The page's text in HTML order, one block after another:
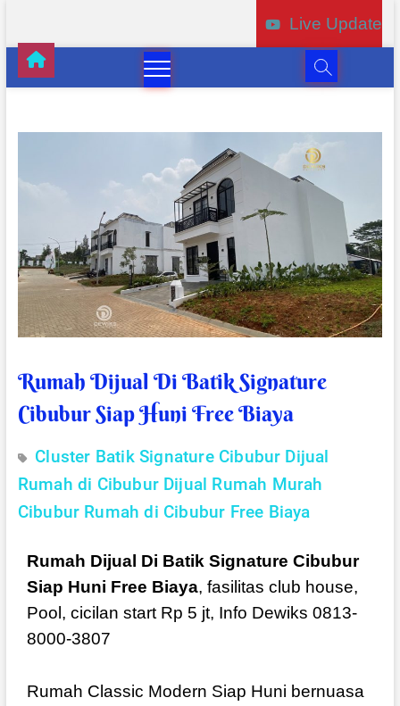
Live Update
Rumah Dijual Di Batik Signature
Cibubur Siap Huni Free Biaya
Cluster Batik Signature Cibubur Dijual
Rumah di Cibubur Dijual Rumah Murah
Cibubur Rumah di Cibubur Free Biaya
Rumah Dijual Di Batik Signature Cibubur
Siap Huni Free Biaya, fasilitas club house,
Pool, cicilan start Rp 5 jt, Info Dewiks 0813-
8000-3807
Rumah Classic Modern Siap Huni bernuasa